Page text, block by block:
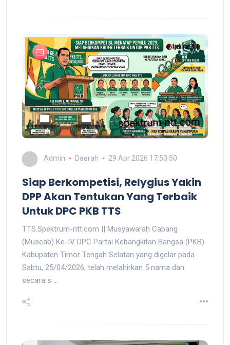
Admin Daerah 29 Apr 2026 17:50:50
Siap Berkompetisi, Relygius Yakin
DPP Akan Tentukan Yang Terbaik
Untuk DPC PKB TTS
TTS.Spektrum-ntt.com || Musyawarah Cabang
(Muscab) Ke-IV DPC Partai Kebangkitan Bangsa (PKB)
Kabupaten Timor Tengah Selatan yang digelar pada
Sabtu, 25/04/2026, telah melahirkan 5 nama dan
secara s ...